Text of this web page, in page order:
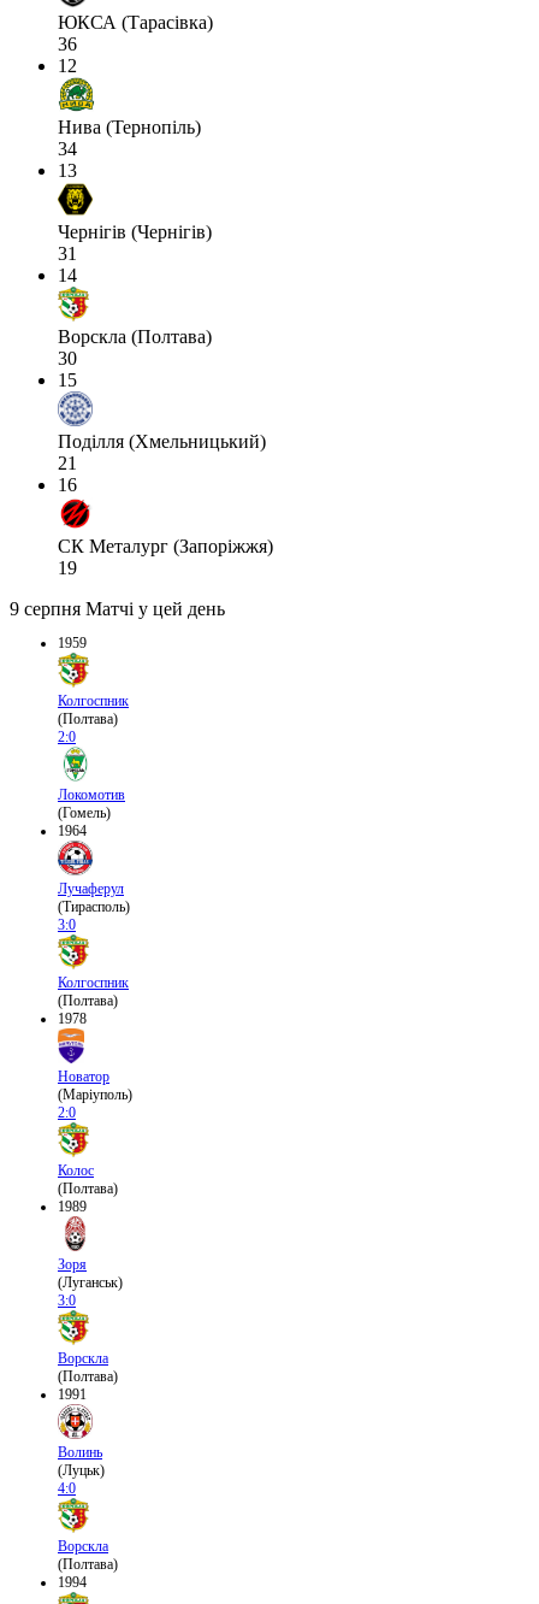
ЮКСА (Тарасівка)
36
12
Нива (Тернопіль)
34
13
Чернігів (Чернігів)
31
14
Ворскла (Полтава)
30
15
Поділля (Хмельницький)
21
16
СК Металург (Запоріжжя)
19
9 серпня Матчі у цей день
1959
Колгоспник
(Полтава)
2:0
Локомотив
(Гомель)
1964
Лучаферул
(Тирасполь)
3:0
Колгоспник
(Полтава)
1978
Новатор
(Маріуполь)
2:0
Колос
(Полтава)
1989
Зоря
(Луганськ)
3:0
Ворскла
(Полтава)
1991
Волинь
(Луцьк)
4:0
Ворскла
(Полтава)
1994